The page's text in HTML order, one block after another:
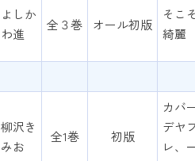
よしか
わ進
全３巻 オール初版
そこ
綺麗
柳沢き
みお
全1巻 初版
カバ
デヤ
レ、